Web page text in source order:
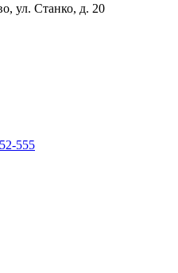
ул. Станко, д. 20
555